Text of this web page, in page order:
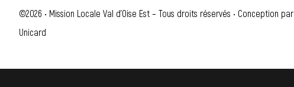
©2026 • Mission Locale Val d'Oise Est – Tous droits réservés • Conception par
Unicard